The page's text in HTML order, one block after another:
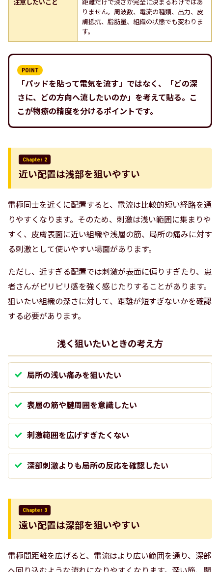
注意したいこと
距離だけで深さが完全に決まるわけではあ
りません。周波数、電流の種類、出力、皮
膚抵抗、脂肪量、組織の状態でも変わりま
す。
「パッドを貼って電気を流す」ではなく、「どの深
さに、どの方向へ流したいのか」を考えて貼る。こ
こが物療の精度を分けるポイントです。
Chapter 2
近い配置は浅部を狙いやすい
電極同士を近くに配置すると、電流は比較的短い経路を通
りやすくなります。そのため、刺激は浅い範囲に集まりや
すく、皮膚表面に近い組織や浅層の筋、局所の痛みに対す
る刺激として使いやすい場面があります。
ただし、近すぎる配置では刺激が表面に偏りすぎたり、患
者さんがピリピリ感を強く感じたりすることがあります。
狙いたい組織の深さに対して、距離が短すぎないかを確認
する必要があります。
浅く狙いたいときの考え方
局所の浅い痛みを狙いたい
表層の筋や腱周囲を意識したい
刺激範囲を広げすぎたくない
深部刺激よりも局所の反応を確認したい
Chapter 3
遠い配置は深部を狙いやすい
電極間距離を広げると、電流はより広い範囲を通り、深部